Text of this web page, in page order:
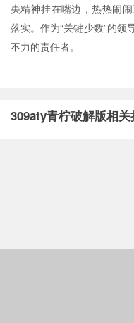
央精神挂在嘴边，热热闹闹
落实。作为“关键少数”的
不力的责任者。
309aty青柠破解版相关